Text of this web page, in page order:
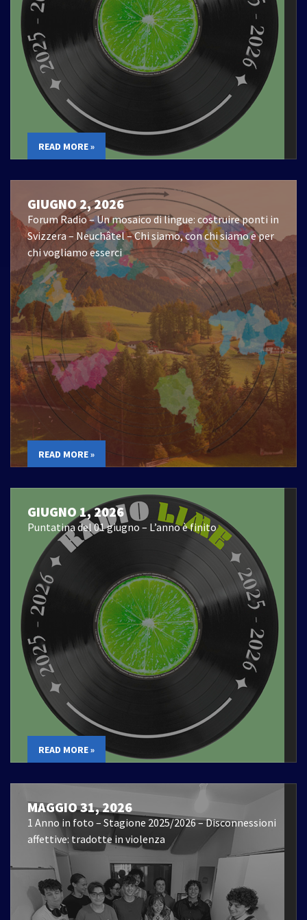
READ MORE »
GIUGNO 2, 2026
Forum Radio – Un mosaico di lingue: costruire ponti in
Svizzera – Neuchâtel – Chi siamo, con chi siamo e per
chi vogliamo esserci
READ MORE »
GIUGNO 1, 2026
Puntatina del 01 giugno – L’anno è finito
READ MORE »
MAGGIO 31, 2026
1 Anno in foto – Stagione 2025/2026 – Disconnessioni
affettive: tradotte in violenza